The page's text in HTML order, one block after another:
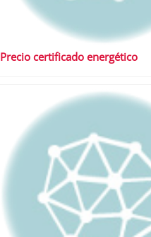
Precio certificado energético